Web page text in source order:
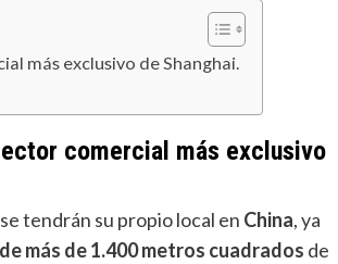
más exclusivo de Shanghai.
comercial más exclusivo
tendrán su propio local en China, ya
más de 1.400 metros cuadrados de